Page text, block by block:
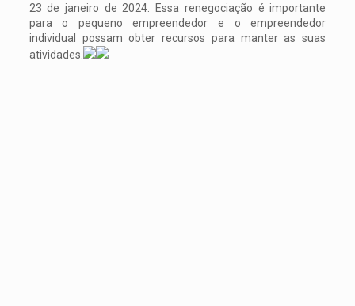
23 de janeiro de 2024. Essa renegociação é importante
para o pequeno empreendedor e o empreendedor
individual possam obter recursos para manter as suas
atividades.